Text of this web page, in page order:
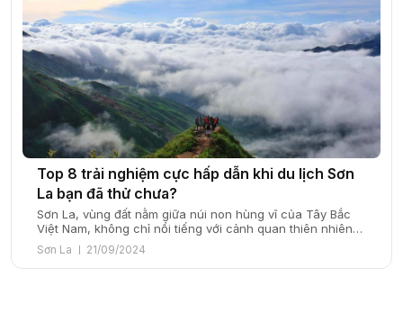
Top 8 trải nghiệm cực hấp dẫn khi du lịch Sơn
La bạn đã thử chưa?
Sơn La, vùng đất nằm giữa núi non hùng vĩ của Tây Bắc
Việt Nam, không chỉ nổi tiếng với cảnh quan thiên nhiên
tuyệt đẹp mà còn chứa đựng những trải nghiệm độc đáo
và thú vị. Đến với Sơn La, du khách sẽ được đắm mình
trong không gian của những cánh đồng […]
Sơn La 21/09/2024